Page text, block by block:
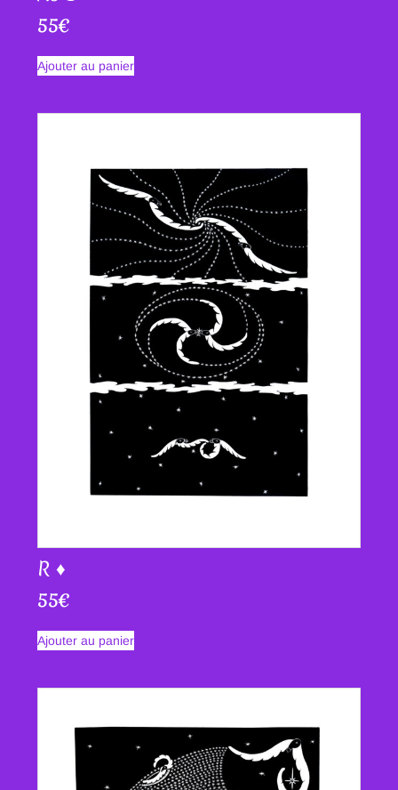
55€
Ajouter au panier
R ♦
55€
Ajouter au panier